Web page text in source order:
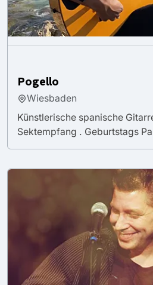
Pogello
Wiesbaden
Künstlerische spanische
Sektempfang . Geburtstags